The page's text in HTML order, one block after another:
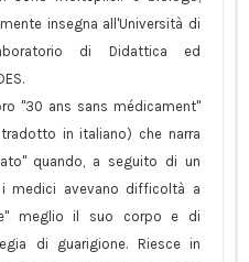
insegna all'Università di
di Didattica ed
"30 ans sans médicament"
in italiano) che narra
quando, a seguito di un
medici avevano difficoltà a
meglio il suo corpo e di
di guarigione. Riesce in